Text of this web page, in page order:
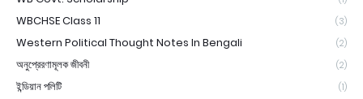
WBCHSE Class 11 (3)
Western Political Thought Notes In Bengali (2)
অনুপ্রেরণামূলক জীবনী (2)
ইন্ডিয়ান পলিটি (1)